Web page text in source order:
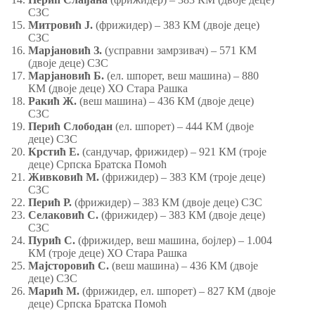
СЗС
Митровић Ј. (фрижидер) – 383 КМ (двоје деце)
СЗС
Марјановић З. (усправни замрзивач) – 571 КМ
(двоје деце) СЗС
Марјановић Б. (ел. шпорет, веш машина) – 880
КМ (двоје деце) ХО Стара Рашка
Ракић Ж. (веш машина) – 436 КМ (двоје деце)
СЗС
Перић Слободан (ел. шпорет) – 444 КМ (двоје
деце) СЗС
Крстић Е. (сандучар, фрижидер) – 921 КМ (троје
деце) Српска Братска Помоћ
Живковић М. (фрижидер) – 383 КМ (троје деце)
СЗС
Перић Р. (фрижидер) – 383 КМ (двоје деце) СЗС
Селаковић С. (фрижидер) – 383 КМ (двоје деце)
СЗС
Пурић С. (фрижидер, веш машина, бојлер) – 1.004
КМ (троје деце) ХО Стара Рашка
Мајсторовић С. (веш машина) – 436 КМ (двоје
деце) СЗС
Марић М. (фрижидер, ел. шпорет) – 827 КМ (двоје
деце) Српска Братска Помоћ